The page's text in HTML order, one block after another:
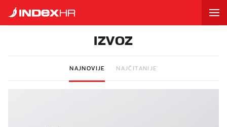
IZVOZ
NAJNOVIJE NAJČITANIJE